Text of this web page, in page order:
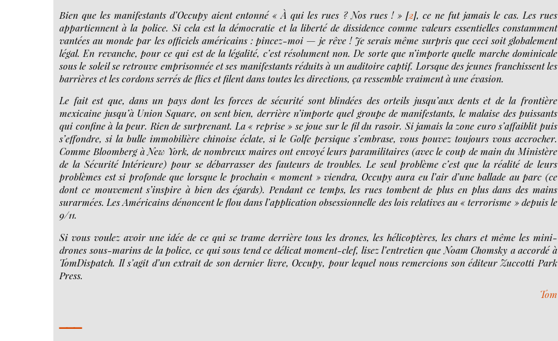
Bien que les manifestants d’Occupy aient entonné « À qui les rues ? Nos rues ! »[2], ce ne fut jamais le cas. Les rues
appartiennent à la police. Si cela est la démocratie et la liberté de dissidence comme valeurs essentielles constamment
vantées au monde par les officiels américains : pincez-moi — je rêve ! Je serais même surpris que ceci soit globalement
légal. En revanche, pour ce qui est de la légalité, c’est résolument non. De sorte que n’importe quelle marche dominicale
sous le soleil se retrouve emprisonnée et ses manifestants réduits à un auditoire captif. Lorsque des jeunes franchissent les
barrières et les cordons serrés de flics et filent dans toutes les directions, ça ressemble vraiment à une évasion.
Le fait est que, dans un pays dont les forces de sécurité sont blindées des orteils jusqu’aux dents et de la frontière
mexicaine jusqu’à Union Square, on sent bien, derrière n’importe quel groupe de manifestants, le malaise des puissants
qui confine à la peur. Rien de surprenant. La « reprise » se joue sur le fil du rasoir. Si jamais la zone euro s’affaiblit puis
s’effondre, si la bulle immobilière chinoise éclate, si le Golfe persique s’embrase, vous pouvez toujours vous accrocher.
Comme Bloomberg à New York, de nombreux maires ont envoyé leurs paramilitaires (avec le coup de main du Ministère
de la Sécurité Intérieure) pour se débarrasser des fauteurs de troubles. Le seul problème c’est que la réalité de leurs
problèmes est si profonde que lorsque le prochain « moment » viendra, Occupy aura eu l’air d’une ballade au parc (ce
dont ce mouvement s’inspire à bien des égards). Pendant ce temps, les rues tombent de plus en plus dans des mains
surarmées. Les Américains dénoncent le flou dans l’application obsessionnelle des lois relatives au « terrorisme » depuis le
9/11.
Si vous voulez avoir une idée de ce qui se trame derrière tous les drones, les hélicoptères, les chars et même les mini-
drones sous-marins de la police, ce qui sous tend ce délicat moment-clef, lisez l’entretien que Noam Chomsky a accordé à
TomDispatch. Il s’agit d’un extrait de son dernier livre, Occupy, pour lequel nous remercions son éditeur Zuccotti Park
Press.
Tom